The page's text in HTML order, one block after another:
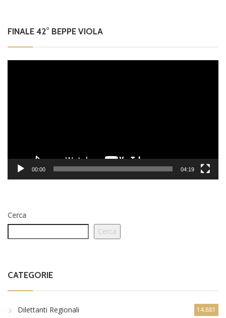
Video
Cerca
CATEGORIE
Dilettanti Regionali
Dilettanti Serie D
Eccellenza 8.588